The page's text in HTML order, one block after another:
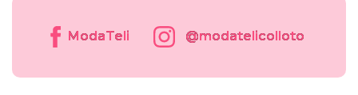
ModaTeli @modatelicolloto